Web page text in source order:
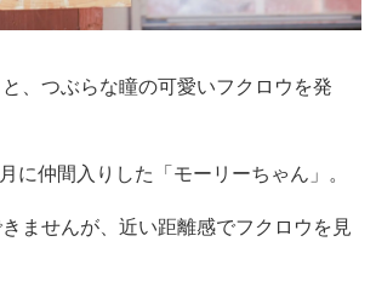
、つぶらな瞳の可愛いフクロウを発
に仲間入りした「モーリーちゃん」。
ませんが、近い距離感でフクロウを見